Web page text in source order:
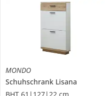
MONDO
Schuhschrank Lisana